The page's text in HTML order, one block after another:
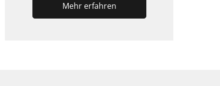
Mehr erfahren